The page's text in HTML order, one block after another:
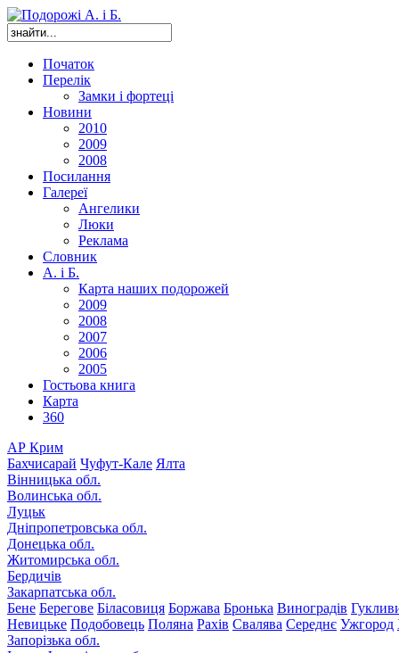
Початок
Перелік
Замки і фортеці
Новини
2010
2009
2008
Посилання
Галереї
Ангелики
Люки
Реклама
Словник
А. і Б.
Карта наших подорожей
2009
2008
2007
2006
2005
Гостьова книга
Карта
360
АР Крим
Бахчисарай Чуфут-Кале Ялта
Вінницька обл.
Волинська обл.
Луцьк
Дніпропетровська обл.
Донецька обл.
Житомирська обл.
Бердичів
Закарпатська обл.
Бене Берегове Біласовиця Боржава Бронька Виноградів
Невицьке Подобовець Поляна Рахів Свалява Середнє Ужгород
Запорізька обл.